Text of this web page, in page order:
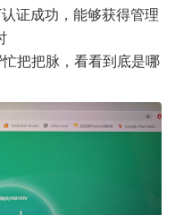
证成功，能够获得管理
把把脉，看看到底是哪